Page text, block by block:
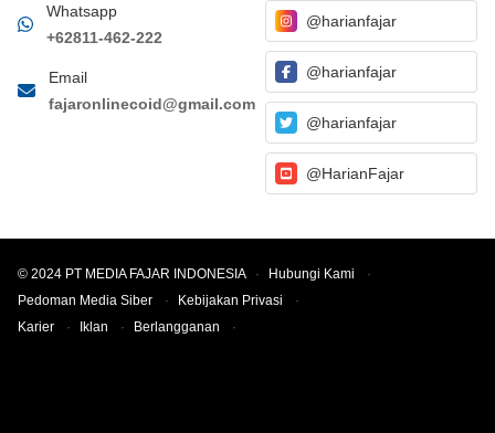
Whatsapp
+62811-462-222
Email
fajaronlinecoid@gmail.com
@harianfajar
@harianfajar
@harianfajar
@HarianFajar
© 2024 PT MEDIA FAJAR INDONESIA · Hubungi Kami
·
Pedoman Media Siber
· Kebijakan Privasi
·
Karier
· Iklan · Berlangganan ·